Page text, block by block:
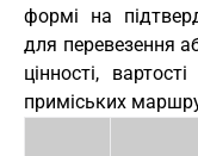
формі на
для перевезення
цінності,
приміських